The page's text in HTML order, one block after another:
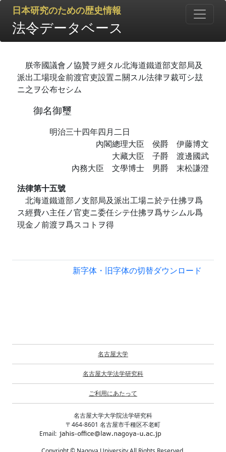
日本研究のための歴史情報
法令データベース
朕帝國議會ノ協贊ヲ經タル北海道鐵道部支部局及
派出工場現金前渡官吏設置ニ關スル法律ヲ裁可シ玆
ニ之ヲ公布セシム
御名御璽
明治三十四年四月二日
內閣總理大臣 侯爵 伊藤博文
大藏大臣 子爵 渡邊國武
內務大臣 文學博士 男爵 末松謙澄
法律第十五號
北海道鐵道部ノ支部局及派出工場ニ於テ仕拂ヲ爲
ス經費ハ主任ノ官吏ニ委任シテ仕拂ヲ爲サシムル爲
現金ノ前渡ヲ爲スコトヲ得
新字体・旧字体の切替ダウンロード
名古屋大学
名古屋大学法学研究科
ご利用にあたって
名古屋大学大学院法学研究科
〒464-8601 名古屋市千種区不老町
Email: